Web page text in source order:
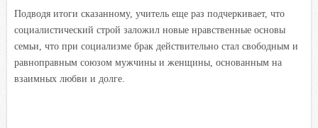
Подводя итоги сказанному, учитель еще раз подчеркивает, что
социалистический строй заложил новые нравственные основы
семьи, что при социализме брак действительно стал свободным и
равноправным союзом мужчины и женщины, основанным на
взаимных любви и долге.